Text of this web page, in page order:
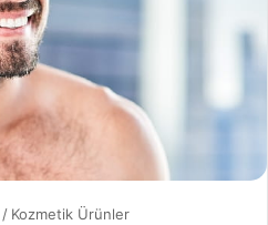
/ Kozmetik Ürünler